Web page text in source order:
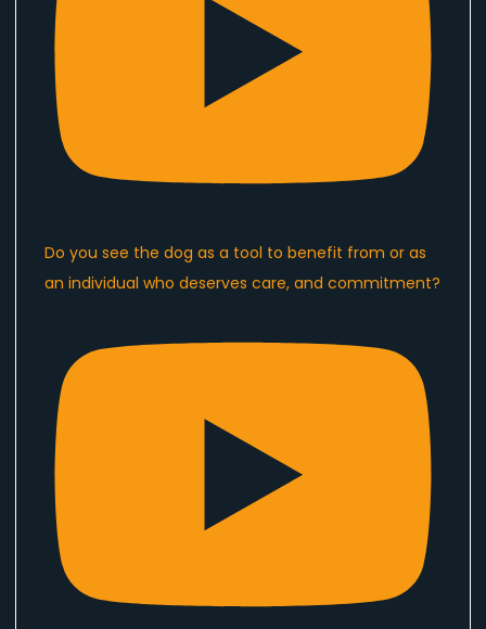
Do you see the dog as a tool to benefit from or as
an individual who deserves care, and commitment?